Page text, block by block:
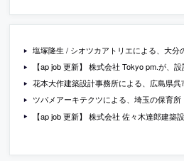
塩塚隆生 / シオツカアトリエによる、大分の「竹田市立
【ap job 更新】 株式会社 Tokyo pm.が、設計ア
花本大作建築設計事務所による、広島県呉市の
ツバメアーキテクツによる、埼玉の保育所「ツルガソネ保育所・特
【ap job 更新】 株式会社 佐々木達郎建築設計事務所が、設